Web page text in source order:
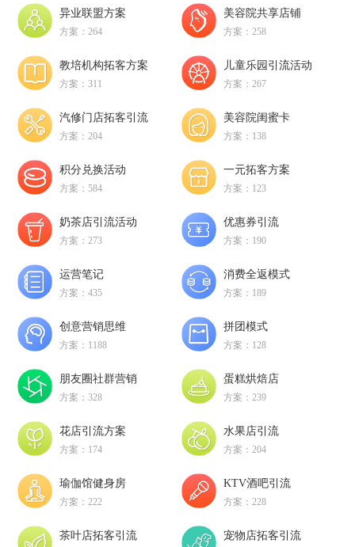
异业联盟方案
方案：264
美容院共享店铺
方案：258
教培机构拓客方案
方案：311
儿童乐园引流活动
方案：267
汽修门店拓客引流
方案：204
美容院闺蜜卡
方案：138
积分兑换活动
方案：584
一元拓客方案
方案：123
奶茶店引流活动
方案：273
优惠券引流
方案：190
运营笔记
方案：435
消费全返模式
方案：189
创意营销思维
方案：1188
拼团模式
方案：128
朋友圈社群营销
方案：328
蛋糕烘焙店
方案：239
花店引流方案
方案：174
水果店引流
方案：204
瑜伽馆健身房
方案：222
KTV酒吧引流
方案：228
茶叶店拓客引流 宠物店拓客引流